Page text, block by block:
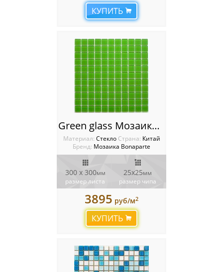
КУПИТЬ
Green glass Мозаика Bonaparte
Материал: Стекло Cтрана: Китай
Бренд: Мозаика Bonaparte
300 x 300мм
размер листа
25х25мм
размер чипа
3895 руб/м2
КУПИТЬ